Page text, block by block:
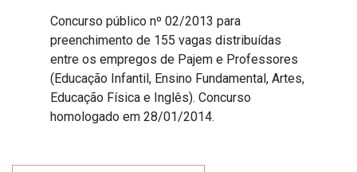
Concurso público nº 02/2013 para
preenchimento de 155 vagas distribuídas
entre os empregos de Pajem e Professores
(Educação Infantil, Ensino Fundamental, Artes,
Educação Física e Inglês). Concurso
homologado em 28/01/2014.